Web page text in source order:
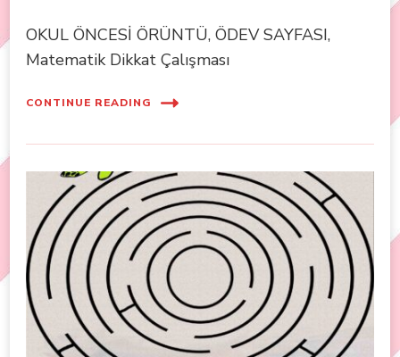
OKUL ÖNCESİ ÖRÜNTÜ, ÖDEV SAYFASI,
Matematik Dikkat Çalışması
CONTINUE READING